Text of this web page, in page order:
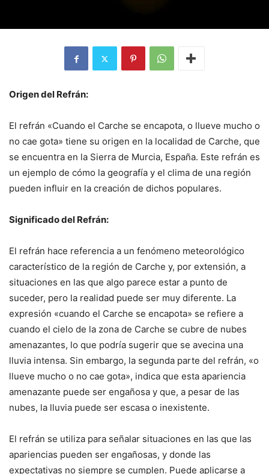
Origen del Refrán:
El refrán «Cuando el Carche se encapota, o llueve mucho o
no cae gota» tiene su origen en la localidad de Carche, que
se encuentra en la Sierra de Murcia, España. Este refrán es
un ejemplo de cómo la geografía y el clima de una región
pueden influir en la creación de dichos populares.
Significado del Refrán:
El refrán hace referencia a un fenómeno meteorológico
característico de la región de Carche y, por extensión, a
situaciones en las que algo parece estar a punto de
suceder, pero la realidad puede ser muy diferente. La
expresión «cuando el Carche se encapota» se refiere a
cuando el cielo de la zona de Carche se cubre de nubes
amenazantes, lo que podría sugerir que se avecina una
lluvia intensa. Sin embargo, la segunda parte del refrán, «o
llueve mucho o no cae gota», indica que esta apariencia
amenazante puede ser engañosa y que, a pesar de las
nubes, la lluvia puede ser escasa o inexistente.
El refrán se utiliza para señalar situaciones en las que las
apariencias pueden ser engañosas, y donde las
expectativas no siempre se cumplen. Puede aplicarse a